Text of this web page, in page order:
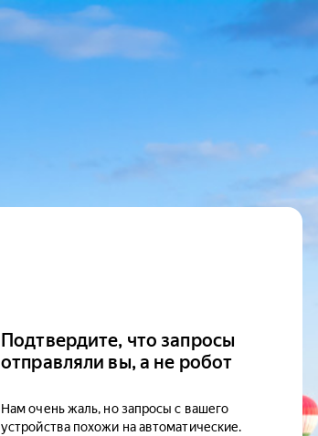
Подтвердите, что запросы
отправляли вы, а не робот
Нам очень жаль, но запросы с вашего
устройства похожи на автоматические.